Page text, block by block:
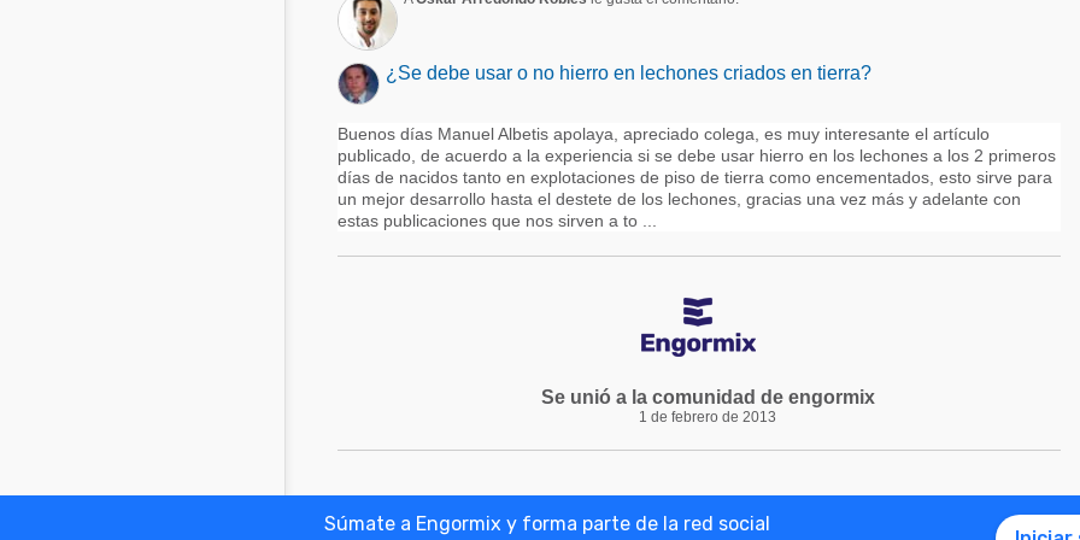
Súmate a Engormix y forma parte de la red social
¿Se debe usar o no hierro en lechones criados en tierra?
Buenos días Manuel Albetis apolaya, apreciado colega, es muy interesante el artículo
publicado, de acuerdo a la experiencia si se debe usar hierro en los lechones a los 2 primeros
días de nacidos tanto en explotaciones de piso de tierra como encementados, esto sirve para
un mejor desarrollo hasta el destete de los lechones, gracias una vez más y adelante con
estas publicaciones que nos sirven a to ...
Se unió a la comunidad de engormix
1 de febrero de 2013